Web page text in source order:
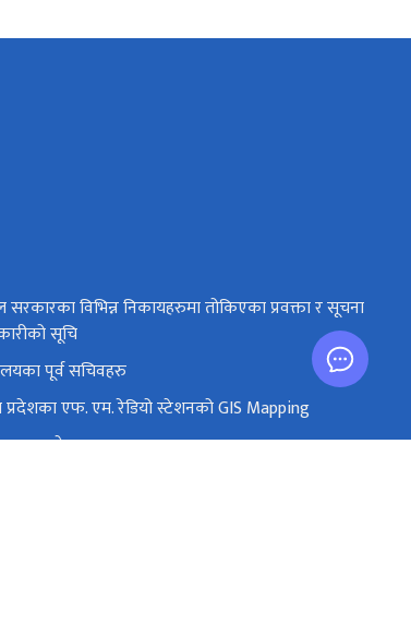
सरकारका विभिन्न निकायहरुमा तोकिएका प्रवक्ता र सूचना
सूचि
पूर्व सचिवहरु
एफ. एम. रेडियो स्टेशनको GIS Mapping
लाभ केन्द्र